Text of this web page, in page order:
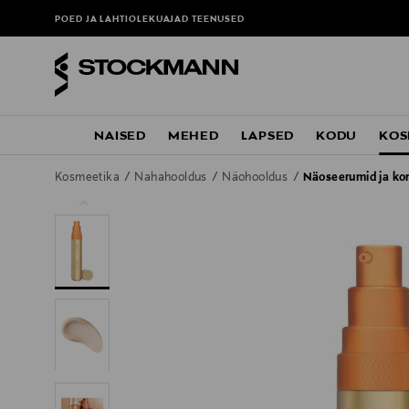
POED JA LAHTIOLEKUAJADTEENUSED
NAISED MEHED LAPSED KODU
Kosmeetika Nahahooldus Näohooldus Näoseerumid ja